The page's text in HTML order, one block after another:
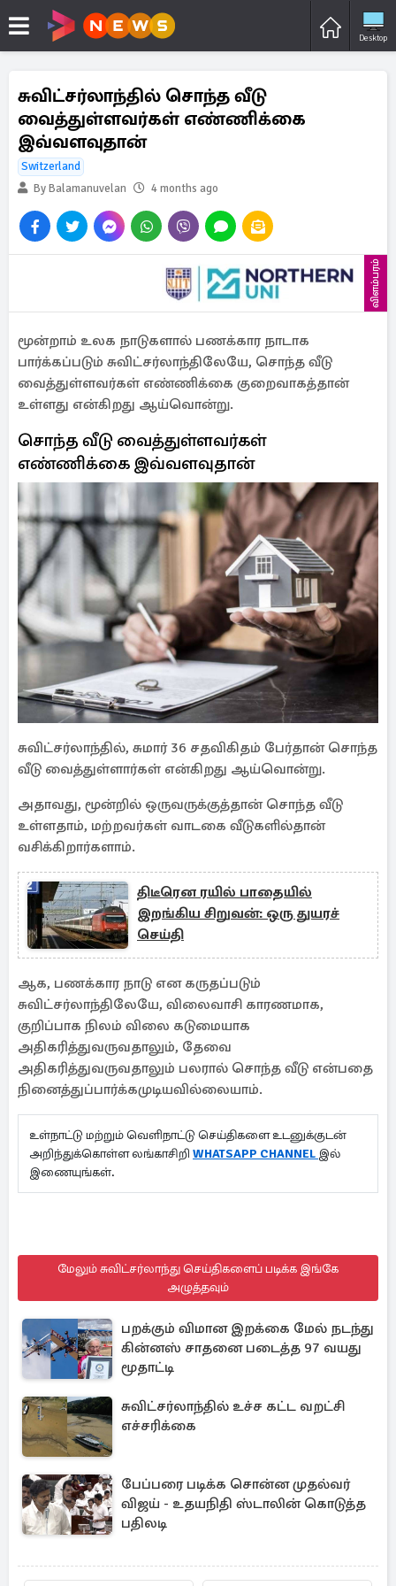
Desktop
சுவிட்சர்லாந்தில் சொந்த வீடு
வைத்துள்ளவர்கள் எண்ணிக்கை
இவ்வளவுதான்
Switzerland
By Balamanuvelan
4 months ago
விளம்பரம்
மூன்றாம் உலக நாடுகளால் பணக்கார நாடாக
பார்க்கப்படும் சுவிட்சர்லாந்திலேயே, சொந்த வீடு
வைத்துள்ளவர்கள் எண்ணிக்கை குறைவாகத்தான்
உள்ளது என்கிறது ஆய்வொன்று.
சொந்த வீடு வைத்துள்ளவர்கள்
எண்ணிக்கை இவ்வளவுதான்
சுவிட்சர்லாந்தில், சுமார் 36 சதவிகிதம் பேர்தான் சொந்த
வீடு வைத்துள்ளார்கள் என்கிறது ஆய்வொன்று.
அதாவது, மூன்றில் ஒருவருக்குத்தான் சொந்த வீடு
உள்ளதாம், மற்றவர்கள் வாடகை வீடுகளில்தான்
வசிக்கிறார்களாம்.
திடீரென ரயில் பாதையில்
இறங்கிய சிறுவன்: ஒரு துயரச்
செய்தி
ஆக, பணக்கார நாடு என கருதப்படும்
சுவிட்சர்லாந்திலேயே, விலைவாசி காரணமாக,
குறிப்பாக நிலம் விலை கடுமையாக
அதிகரித்துவருவதாலும், தேவை
அதிகரித்துவருவதாலும் பலரால் சொந்த வீடு என்பதை
நினைத்துப்பார்க்கமுடியவில்லையாம்.
உள்நாட்டு மற்றும் வெளிநாட்டு செய்திகளை உடனுக்குடன்
அறிந்துக்கொள்ள லங்காசிறி WHATSAPP CHANNEL இல்
இணையுங்கள்.
மேலும் சுவிட்சர்லாந்து செய்திகளைப் படிக்க இங்கே
அழுத்தவும்
பறக்கும் விமான இறக்கை மேல் நடந்து
கின்னஸ் சாதனை படைத்த 97 வயது
மூதாட்டி
சுவிட்சர்லாந்தில் உச்ச கட்ட வறட்சி
எச்சரிக்கை
பேப்பரை படிக்க சொன்ன முதல்வர்
விஜய் - உதயநிதி ஸ்டாலின் கொடுத்த
பதிலடி